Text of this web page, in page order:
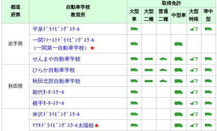
都道
府県
自動車学校
教習所
取得免許
大型
車
大型
二種
普通
二種
中型車
大型
特殊
準中
型
岩手県
平泉ﾄﾞﾗｲﾋﾞﾝｸﾞｽｸ-ﾙ
一関ﾌｧｰｽﾄﾄﾞﾗｲﾋﾞﾝｸﾞｽｸ-ﾙ
（一関第一自動車学校）
★
せんまや自動車学校
秋田県
ひらか自動車学校
秋田北部自動車学校
能代ﾓ-ﾀ-ｽｸｰﾙ
横手ﾓ-ﾀ-ｽｸｰﾙ
米沢ﾄﾞﾗｲﾋﾞﾝｸﾞｽｸ-ﾙ
ﾏﾂｷﾄﾞﾗｲﾋﾞﾝｸﾞｽｸ-ﾙ太陽校★